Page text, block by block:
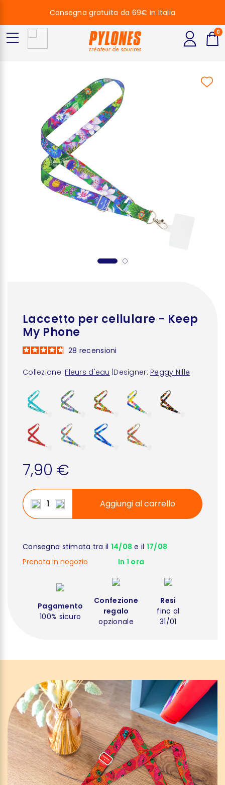
Laccetto per cellulare - Keep
My Phone
Collezione: Fleurs d'eau Designer: Peggy Nille
28 recensioni
7,90 €
Aggiungi al carrello
Consegna stimata tra il 14/08 e il 17/08
Prenota in negozio
In 1 ora
Pagamento
100% sicuro
Confezione
regalo
opzionale
Resi
fino al
31/01
Consegna gratuita da 69€ in Italia
0